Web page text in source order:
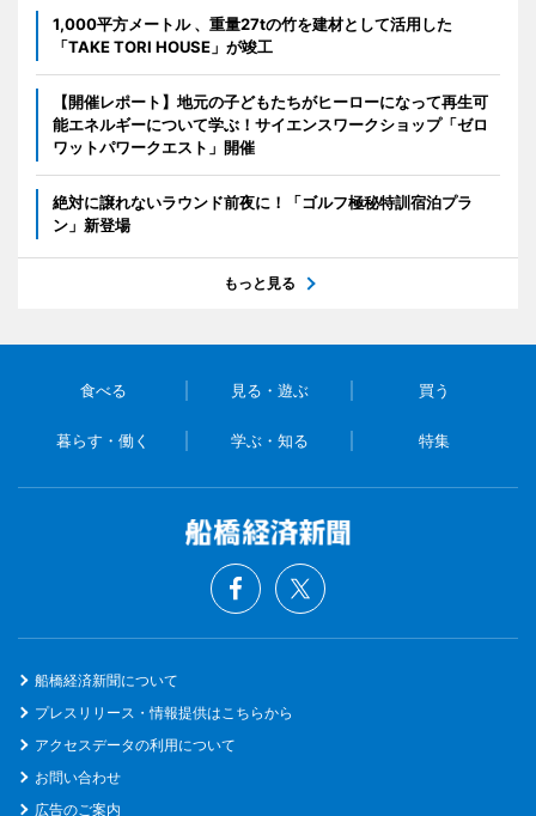
1,000平方メートル 、重量27tの竹を建材として活用した
「TAKE TORI HOUSE」が竣工
【開催レポート】地元の子どもたちがヒーローになって再生可
能エネルギーについて学ぶ！サイエンスワークショップ「ゼロ
ワットパワークエスト」開催
絶対に譲れないラウンド前夜に！「ゴルフ極秘特訓宿泊プラ
ン」新登場
もっと見る
食べる 見る・遊ぶ 買う
暮らす・働く 学ぶ・知る 特集
船橋経済新聞について
プレスリリース・情報提供はこちらから
アクセスデータの利用について
お問い合わせ
広告のご案内